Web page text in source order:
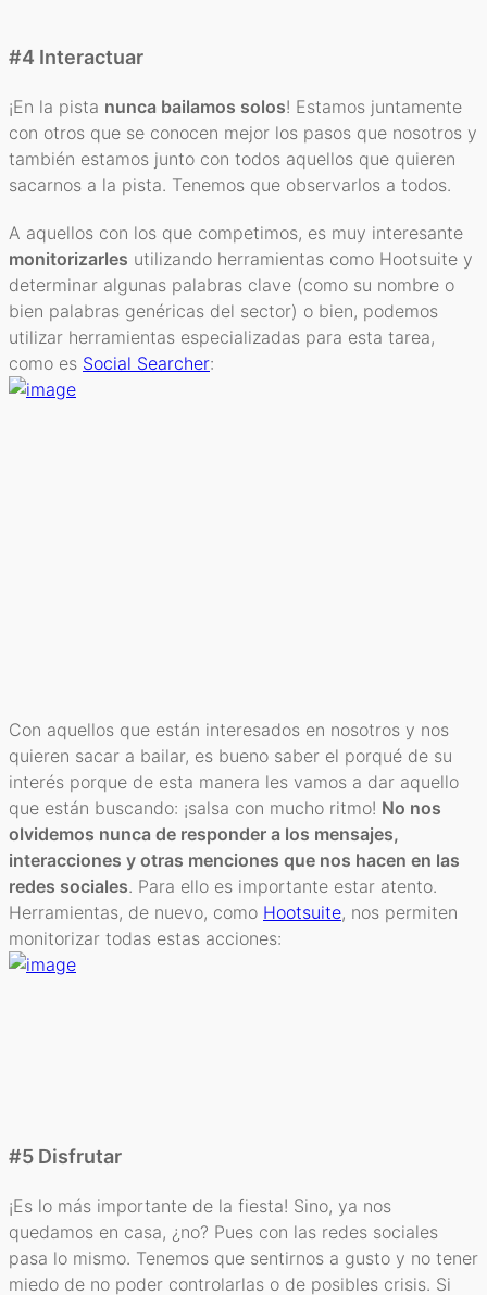
#4 Interactuar
¡En la pista nunca bailamos solos! Estamos juntamente
con otros que se conocen mejor los pasos que nosotros y
también estamos junto con todos aquellos que quieren
sacarnos a la pista. Tenemos que observarlos a todos.
A aquellos con los que competimos, es muy interesante
monitorizarles utilizando herramientas como Hootsuite y
determinar algunas palabras clave (como su nombre o
bien palabras genéricas del sector) o bien, podemos
utilizar herramientas especializadas para esta tarea,
como es Social Searcher:
Con aquellos que están interesados en nosotros y nos
quieren sacar a bailar, es bueno saber el porqué de su
interés porque de esta manera les vamos a dar aquello
que están buscando: ¡salsa con mucho ritmo! No nos
olvidemos nunca de responder a los mensajes,
interacciones y otras menciones que nos hacen en las
redes sociales. Para ello es importante estar atento.
Herramientas, de nuevo, como Hootsuite, nos permiten
monitorizar todas estas acciones:
#5 Disfrutar
¡Es lo más importante de la fiesta! Sino, ya nos
quedamos en casa, ¿no? Pues con las redes sociales
pasa lo mismo. Tenemos que sentirnos a gusto y no tener
miedo de no poder controlarlas o de posibles crisis. Si